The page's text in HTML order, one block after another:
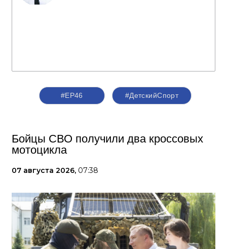
#ЕР46 #ДетскийСпорт
Бойцы СВО получили два кроссовых
мотоцикла
07 августа 2026, 07:38